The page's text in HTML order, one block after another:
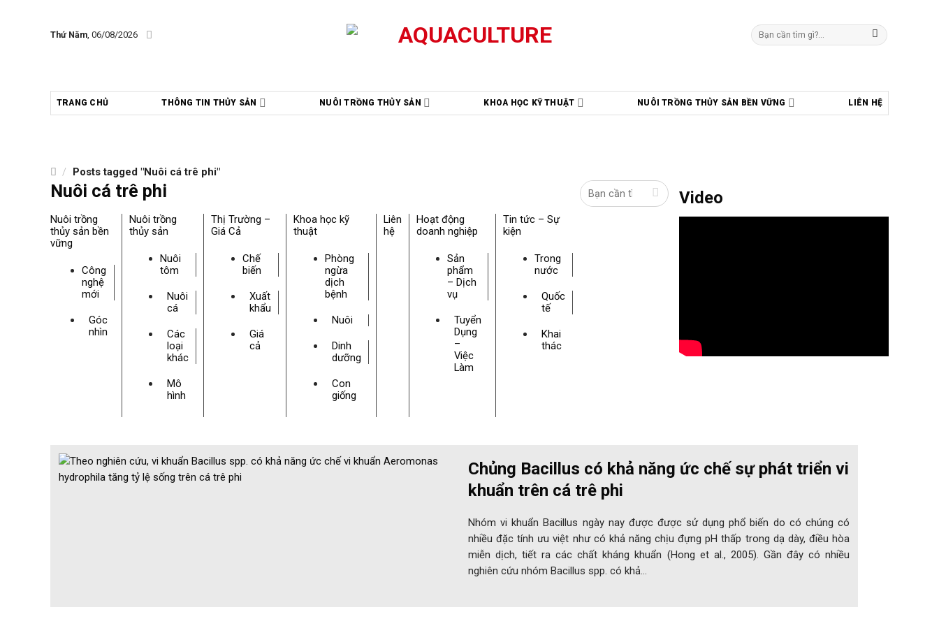
Thứ Năm, 06/08/2026
Tìm
kiếm:
TRANG CHỦ THÔNG TIN THỦY SẢN NUÔI TRỒNG THỦY SẢN KHOA HỌC KỸ THUẬT NUÔI TRỒNG THỦY SẢN BỀN VỮNG LIÊN HỆ
/ Posts tagged "Nuôi cá trê phi"
Nuôi cá trê phi
Nuôi trồng
thủy sản bền
vững
Công
nghệ
mới
Góc
nhìn
Nuôi trồng
thủy sản
Nuôi
tôm
Nuôi
cá
Các
loại
khác
Mô
hình
Thị Trường –
Giá Cả
Chế
biến
Xuất
khẩu
Giá
cả
Khoa học kỹ
thuật
Phòng
ngừa
dịch
bệnh
Nuôi
Dinh
dưỡng
Con
giống
Liên
hệ
Hoạt động
doanh nghiệp
Sản
phẩm
– Dịch
vụ
Tuyển
Dụng
–
Việc
Làm
Tin tức – Sự
kiện
Trong
nước
Quốc
tế
Khai
thác
Chủng Bacillus có khả năng ức chế sự phát triển vi
khuẩn trên cá trê phi
Nhóm vi khuẩn Bacillus ngày nay được được sử dụng phổ biến do có chúng có
nhiều đặc tính ưu việt như có khả năng chịu đựng pH thấp trong dạ dày, điều hòa
miễn dịch, tiết ra các chất kháng khuẩn (Hong et al., 2005). Gần đây có nhiều
nghiên cứu nhóm Bacillus spp. có khả…
Video